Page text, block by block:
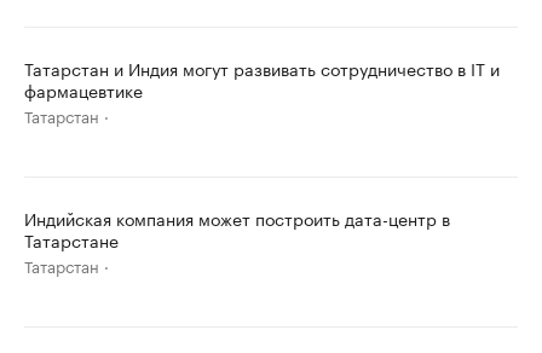
Татарстан и Индия могут развивать сотрудничество в IT и
фармацевтике
Татарстан
Индийская компания может построить дата-центр в
Татарстане
Татарстан